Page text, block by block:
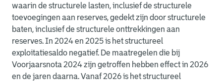
waarin de structurele lasten, inclusief de structurele
toevoegingen aan reserves, gedekt zijn door structurele
baten, inclusief de structurele onttrekkingen aan
reserves. In 2024 en 2025 is het structureel
exploitatiesaldo negatief. De maatregelen die bij
Voorjaarsnota 2024 zijn getroffen hebben effect in 2026
en de jaren daarna. Vanaf 2026 is het structureel